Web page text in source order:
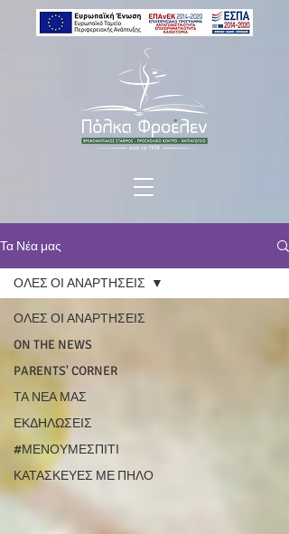
Τα Νέα μας
ΟΛΕΣ ΟΙ ΑΝΑΡΤΗΣΕΙΣ
ON THE NEWS
PARENTS' CORNER
ΤΑ ΝΕΑ ΜΑΣ
ΕΚΔΗΛΩΣΕΙΣ
#ΜΕΝΟΥΜΕΣΠΙΤΙ
ΚΑΤΑΣΚΕΥΕΣ ΜΕ ΠΗΛΟ
ΟΛΕΣ ΟΙ ΑΝΑΡΤΗΣΕΙΣ